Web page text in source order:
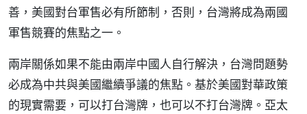
善，美國對台軍售必有所節制，否則，台灣將成為兩國
軍售競賽的焦點之一。
兩岸關係如果不能由兩岸中國人自行解決，台灣問題勢
必成為中共與美國繼續爭議的焦點。基於美國對華政策
的現實需要，可以打台灣牌，也可以不打台灣牌。亞太